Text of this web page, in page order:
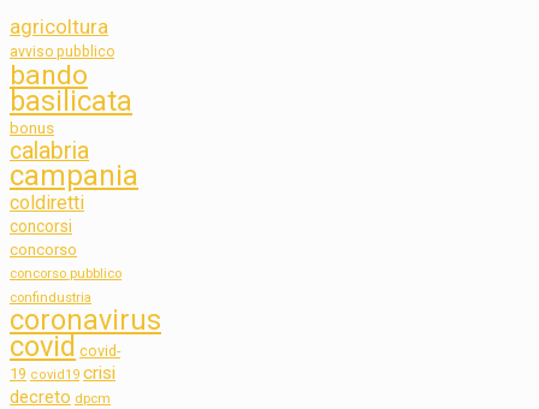
agricoltura
avviso pubblico
bando
basilicata
bonus
calabria
campania
coldiretti
concorsi
concorso
concorso pubblico
confindustria
coronavirus
covid covid-
19 covid19 crisi
decreto dpcm